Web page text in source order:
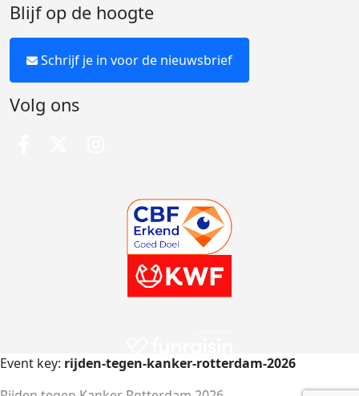
Blijf op de hoogte
Schrijf je in voor de nieuwsbrief
Volg ons
Event key: rijden-tegen-kanker-rotterdam-2026